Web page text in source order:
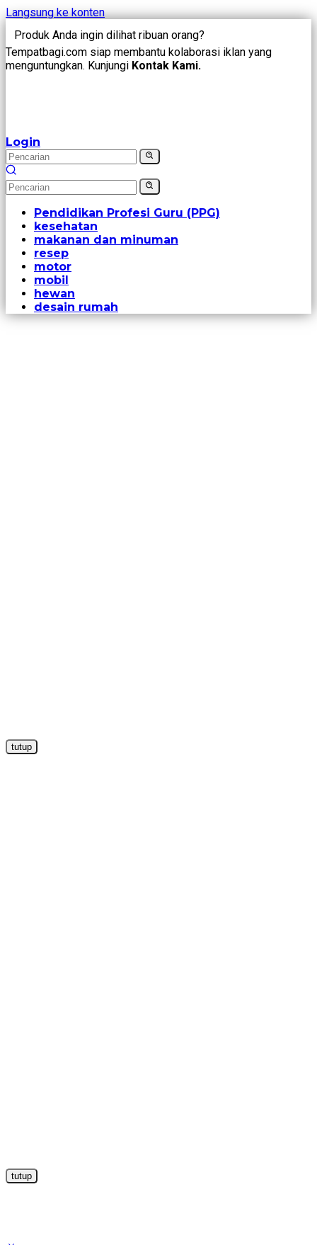
Langsung ke konten
Produk Anda ingin dilihat ribuan orang?
Tempatbagi.com siap membantu kolaborasi iklan yang
menguntungkan. Kunjungi Kontak Kami.
Login
Pendidikan Profesi Guru (PPG)
kesehatan
makanan dan minuman
resep
motor
mobil
hewan
desain rumah
tutup
tutup